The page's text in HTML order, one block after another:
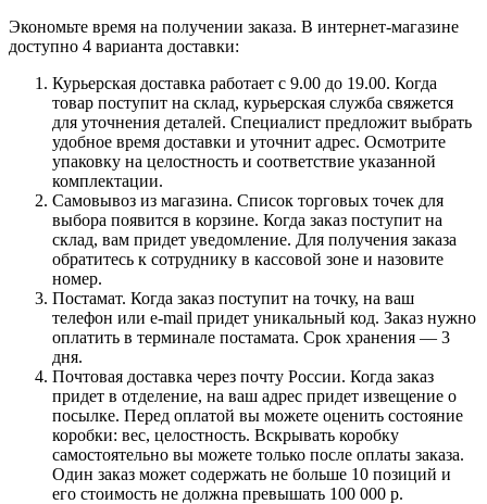
Экономьте время на получении заказа. В интернет-магазине
доступно 4 варианта доставки:
Курьерская доставка работает с 9.00 до 19.00. Когда
товар поступит на склад, курьерская служба свяжется
для уточнения деталей. Специалист предложит выбрать
удобное время доставки и уточнит адрес. Осмотрите
упаковку на целостность и соответствие указанной
комплектации.
Самовывоз из магазина. Список торговых точек для
выбора появится в корзине. Когда заказ поступит на
склад, вам придет уведомление. Для получения заказа
обратитесь к сотруднику в кассовой зоне и назовите
номер.
Постамат. Когда заказ поступит на точку, на ваш
телефон или e-mail придет уникальный код. Заказ нужно
оплатить в терминале постамата. Срок хранения — 3
дня.
Почтовая доставка через почту России. Когда заказ
придет в отделение, на ваш адрес придет извещение о
посылке. Перед оплатой вы можете оценить состояние
коробки: вес, целостность. Вскрывать коробку
самостоятельно вы можете только после оплаты заказа.
Один заказ может содержать не больше 10 позиций и
его стоимость не должна превышать 100 000 р.